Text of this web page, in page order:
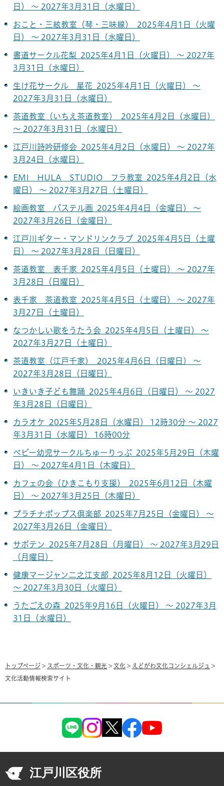
日） ～ 2027年3月31日（水曜日）
おこと・三絃教室（琴・三味線） 2025年4月1日（火曜
日） ～ 2027年3月31日（水曜日）
書道サークル花梨 2025年4月1日（火曜日） ～ 2027年
3月31日（水曜日）
生け花サークル 星花 2025年4月1日（火曜日） ～
2027年3月31日（水曜日）
茶道教室（いちえ茶道教室） 2025年4月2日（水曜日）
～ 2027年3月31日（水曜日）
江戸川詩吟研修会 2025年4月2日（水曜日） ～ 2027年
3月24日（水曜日）
EMI HULA STUDIO フラ教室 2025年4月2日（水
曜日） ～ 2027年3月27日（土曜日）
絵画教室 パステル画 2025年4月4日（金曜日） ～
2027年3月26日（金曜日）
江戸川ギター・マンドリンクラブ 2025年4月5日（土曜
日） ～ 2027年3月28日（日曜日）
茶道教室 表千家 2025年4月5日（土曜日） ～ 2027年
3月28日（日曜日）
表千家 茶道教室 2025年4月5日（土曜日） ～ 2027年
3月27日（土曜日）
なつかしい歌をうたう会 2025年4月5日（土曜日） ～
2027年3月27日（土曜日）
茶道教室（江戸千家） 2025年4月6日（日曜日） ～
2027年3月28日（日曜日）
いきいき子ども舞踊 2025年4月6日（日曜日） ～ 2027
年3月28日（日曜日）
カラオケ 2025年5月28日（水曜日） 12時30分 ～ 2027
年3月31日（水曜日） 16時00分
ベビー幼児サークルちゅーりっぷ 2025年5月29日（木曜
日） ～ 2027年4月1日（木曜日）
カフェの会（ひきこもり支援） 2025年6月12日（木曜
日） ～ 2027年3月25日（木曜日）
プラチナポップス倶楽部 2025年7月25日（金曜日） ～
2027年3月26日（金曜日）
サボテン 2025年7月28日（月曜日） ～ 2027年3月29日
（月曜日）
健康マージャン二之江支部 2025年8月12日（火曜日）
～ 2027年3月30日（火曜日）
うたごえの森 2025年9月16日（火曜日） ～ 2027年3月
31日（水曜日）
トップページ > スポーツ・文化・観光 > 文化 > えどがわ文化コンシェルジュ >
文化活動情報検索サイト
江戸川区役所